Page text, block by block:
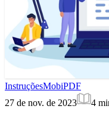
InstruçõesMobiPDF
27 de nov. de 2023
4